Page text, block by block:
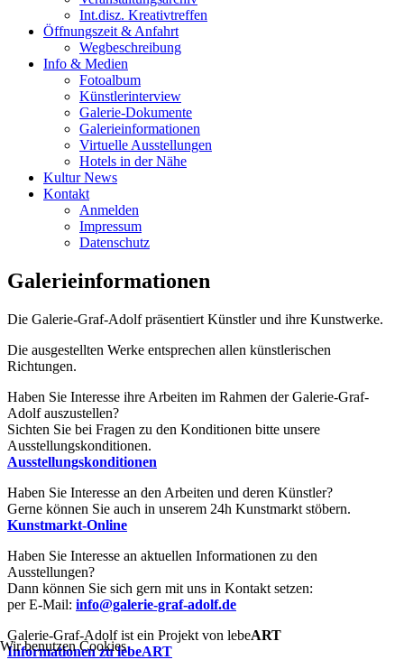
Int.disz. Kreativtreffen
Öffnungszeit & Anfahrt
Wegbeschreibung
Info & Medien
Fotoalbum
Künstlerinterview
Galerie-Dokumente
Galerieinformationen
Virtuelle Ausstellungen
Hotels in der Nähe
Kultur News
Kontakt
Anmelden
Impressum
Datenschutz
Galerieinformationen
Die Galerie-Graf-Adolf präsentiert Künstler und ihre Kunstwerke.
Die ausgestellten Werke entsprechen allen künstlerischen
Richtungen.
Haben Sie Interesse ihre Arbeiten im Rahmen der Galerie-Graf-
Adolf auszustellen?
Sichten Sie bei Fragen zu den Konditionen bitte unsere
Ausstellungskonditionen.
Ausstellungskonditionen
Haben Sie Interesse an den Arbeiten und deren Künstler?
Gerne können Sie auch in unserem 24h Kunstmarkt stöbern.
Kunstmarkt-Online
Haben Sie Interesse an aktuellen Informationen zu den
Ausstellungen?
Dann können Sie sich gern mit uns in Kontakt setzen:
per E-Mail: info@galerie-graf-adolf.de
Galerie-Graf-Adolf ist ein Projekt von lebeART
Informationen zu lebeART
Wir benutzen Cookies